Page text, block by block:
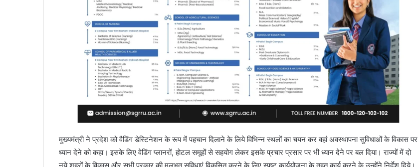
मुख्यमंत्री ने प्रदेश को वैडिंग डेस्टिनेशन के रूप में पहचान दिलाने के लिये विभिन्न स्थलों का चयन कर वहां अवस्थापना सुविधाओं के विकास पर
ध्यान देने को कहा। इसके लिए वेडिंग प्लानरों, होटल समूहों से सहयोग लेकर इसके प्रचार प्रसार पर भी ध्यान देने पर बल दिया। राज्यों में दो
नये शहरों के विकास और सभी प्रकार की मूलभूत सुविधाएं विकसित करने के लिए स्पष्ट कार्ययोजना के तहत कार्य करने के उन्होंने निर्देश दिये।